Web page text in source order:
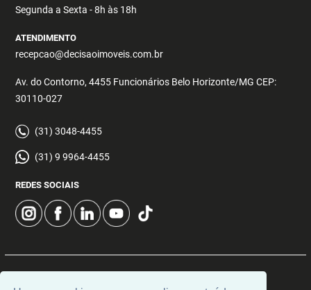
Segunda a Sexta - 8h às 18h
ATENDIMENTO
recepcao@decisaoimoveis.com.br
Av. do Contorno, 4455 Funcionários Belo Horizonte/MG CEP:
30110-027
(31) 3048-4455
(31) 9 9964-4455
REDES SOCIAIS